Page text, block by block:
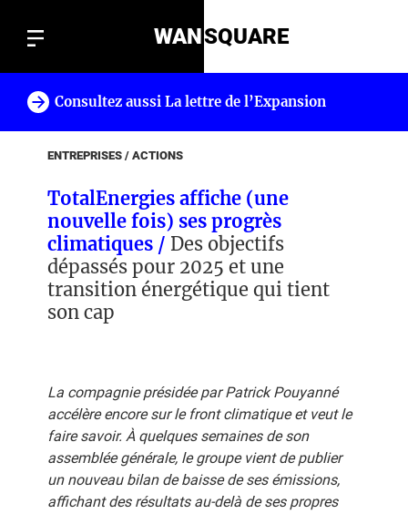
WANSQUARE
Consultez aussi La lettre de l’Expansion
ENTREPRISES / ACTIONS
TotalEnergies affiche (une
nouvelle fois) ses progrès
climatiques / Des objectifs
dépassés pour 2025 et une
transition énergétique qui tient
son cap
La compagnie présidée par Patrick Pouyanné
accélère encore sur le front climatique et veut le
faire savoir. À quelques semaines de son
assemblée générale, le groupe vient de publier
un nouveau bilan de baisse de ses émissions,
affichant des résultats au-delà de ses propres